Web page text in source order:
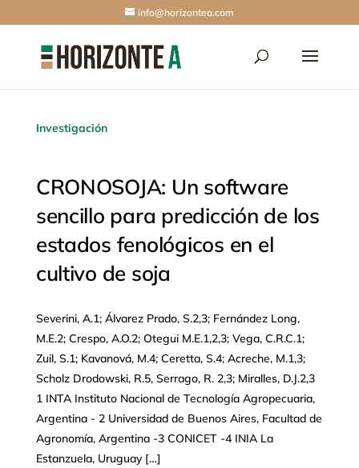
info@horizontea.com
Investigación
CRONOSOJA: Un software
sencillo para predicción de los
estados fenológicos en el
cultivo de soja
Severini, A.1; Álvarez Prado, S.2,3; Fernández Long,
M.E.2; Crespo, A.O.2; Otegui M.E.1,2,3; Vega, C.R.C.1;
Zuil, S.1; Kavanová, M.4; Ceretta, S.4; Acreche, M.1,3;
Scholz Drodowski, R.5, Serrago, R. 2,3; Miralles, D.J.2,3
1 INTA Instituto Nacional de Tecnología Agropecuaria,
Argentina - 2 Universidad de Buenos Aires, Facultad de
Agronomía, Argentina -3 CONICET -4 INIA La
Estanzuela, Uruguay […]